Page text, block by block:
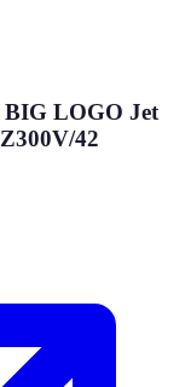
BIG LOGO Jet
42